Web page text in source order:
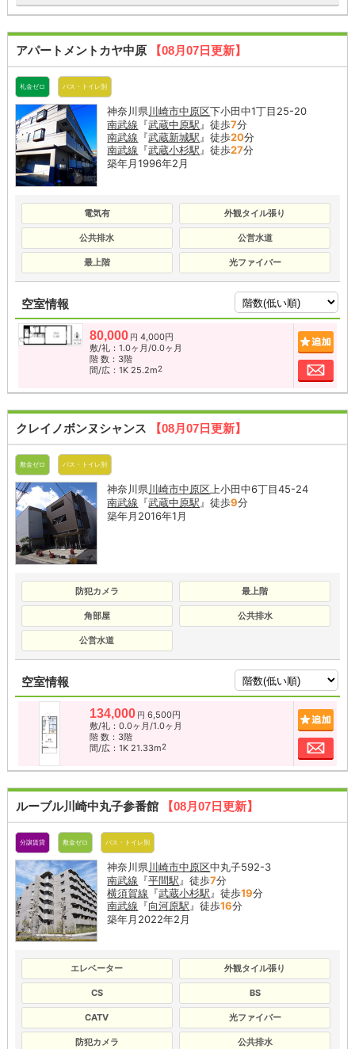
アパートメントカヤ中原 【08月07日更新】
礼金ゼロ バス・トイレ別
神奈川県川崎市中原区下小田中1丁目25-20
南武線 『武蔵中原駅 』徒歩7分
南武線 『武蔵新城駅 』徒歩20分
南武線 『武蔵小杉駅 』徒歩27分
築年月1996年2月
電気有 外観タイル張り
公共排水 公営水道
最上階 光ファイバー
空室情報
80,000 円 4,000円
敷/礼：1.0ヶ月/0.0ヶ月
階 数：3階
間/広：1K 25.2m2 お
クレイノボンヌシャンス 【08月07日更新】
敷金ゼロ バス・トイレ別
神奈川県川崎市中原区 上小田中6丁目45-24
南武線 『武蔵中原駅 』徒歩9分
築年月2016年1月
防犯カメラ 最上階
角部屋 公共排水
公営水道
空室情報
134,000 円 6,500円
敷/礼：0.0ヶ月/1.0ヶ月
階 数：3階
間/広：1K 21.33m2 お
ルーブル川崎中丸子参番館 【08月07日更新】
分譲賃貸 敷金ゼロ バス・トイレ別
神奈川県川崎市中原区中丸子592-3
南武線 『平間駅 』徒歩7分
横須賀線 『武蔵小杉駅 』徒歩19分
南武線 『向河原駅 』徒歩16分
築年月2022年2月
エレベーター 外観タイル張り
CS BS
CATV 光ファイバー
防犯カメラ 公共排水